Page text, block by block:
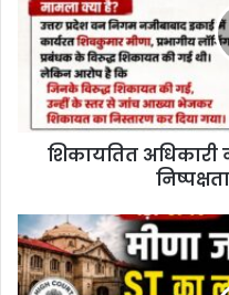
शिकायतित अधिकारी